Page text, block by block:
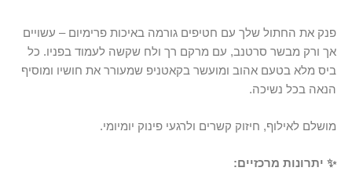
פנק את החתול שלך עם חטיפים גורמה באיכות פרימיום – עשויים
אך ורק מבשר סרטנב, עם מרקם רך ולח שקשה לעמוד בפניו. כל
ביס מלא בטעם אהוב ומועשר בקאטניפ שמעורר את חושיו ומוסיף
הנאה בכל נשיכה.
מושלם לאילוף, חיזוק קשרים ולרגעי פינוק יומיומי.
✨ יתרונות מרכזיים: